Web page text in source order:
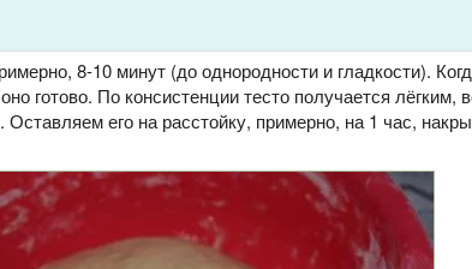
8-10 минут (до однородности и гладкости).
готово. По консистенции тесто получается
его на расстойку, примерно, на 1 час,